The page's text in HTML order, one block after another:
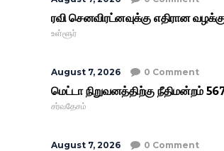
ரவி செனவிரட்னவுக்கு எதிரான
உள்ளூர்
August 7, 2026 0 Comment
மெட்டா நிறுவனத்திற்கு நீதிமன்றம்
சர்வதேசம்
August 7, 2026 0 Comment